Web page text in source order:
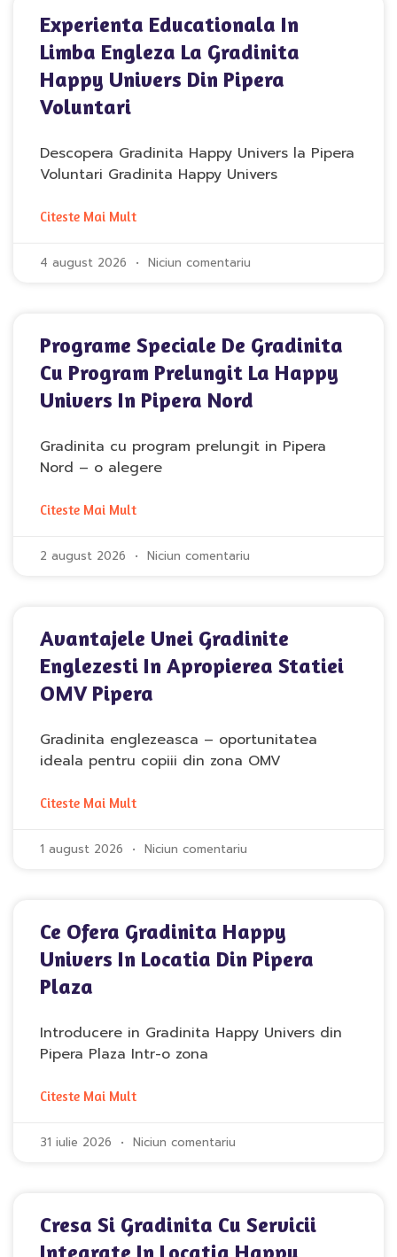
Experienta Educationala In
Limba Engleza La Gradinita
Happy Univers Din Pipera
Voluntari
Descopera Gradinita Happy Univers la Pipera
Voluntari Gradinita Happy Univers
Citeste Mai Mult
4 august 2026 Niciun comentariu
Programe Speciale De Gradinita
Cu Program Prelungit La Happy
Univers In Pipera Nord
Gradinita cu program prelungit in Pipera
Nord – o alegere
Citeste Mai Mult
2 august 2026 Niciun comentariu
Avantajele Unei Gradinite
Englezesti In Apropierea Statiei
OMV Pipera
Gradinita englezeasca – oportunitatea
ideala pentru copiii din zona OMV
Citeste Mai Mult
1 august 2026 Niciun comentariu
Ce Ofera Gradinita Happy
Univers In Locatia Din Pipera
Plaza
Introducere in Gradinita Happy Univers din
Pipera Plaza Intr-o zona
Citeste Mai Mult
31 iulie 2026 Niciun comentariu
Cresa Si Gradinita Cu Servicii